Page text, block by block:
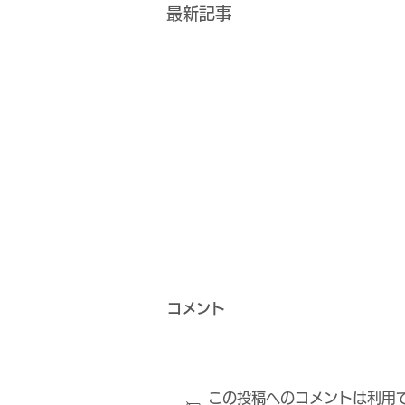
最新記事
コメント
この投稿へのコメントは利用